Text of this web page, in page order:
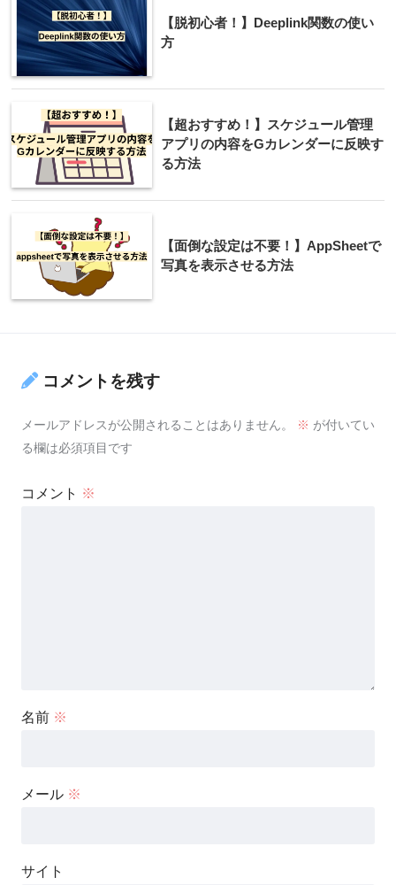
【脱初心者！】Deeplink関数の使い
方
【超おすすめ！】スケジュール管理
アプリの内容をGカレンダーに反映す
る方法
【面倒な設定は不要！】AppSheetで
写真を表示させる方法
コメントを残す
メールアドレスが公開されることはありません。 ※ が付いてい
る欄は必須項目です
コメント ※
名前 ※
メール ※
サイト